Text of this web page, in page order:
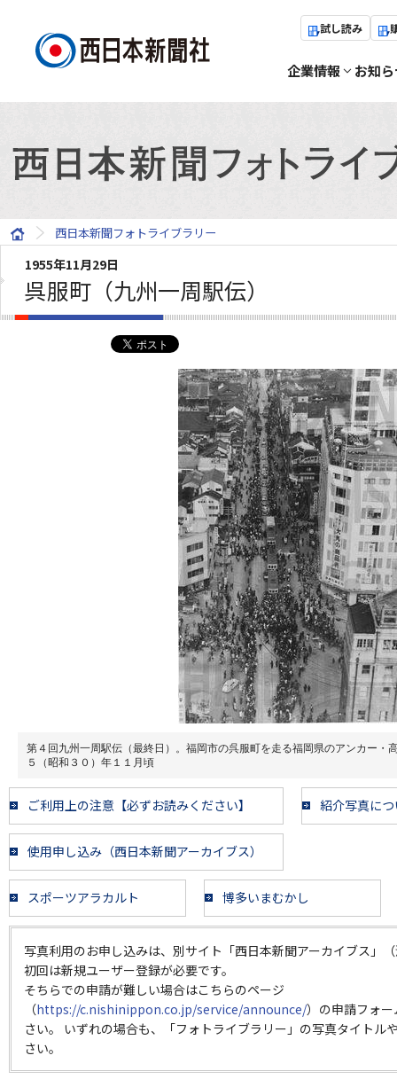
試し読み
企業情報 お知
西日本新聞フォトライブラリー
1955年11月29日
呉服町（九州一周駅伝）
第４回九州一周駅伝（最終日）。福岡市の呉服町を走る福岡県のアンカー・
５（昭和３０）年１１月頃
ご利用上の注意【必ずお読みください】 紹介写真に
使用申し込み（西日本新聞アーカイブス）
スポーツアラカルト 博多いまむかし
写真利用のお申し込みは、別サイト「西日本新聞アーカイブス」
初回は新規ユーザー登録が必要です。
そちらでの申請が難しい場合はこちらのページ
（https://c.nishinippon.co.jp/service/announce/）の申請フォ
さい。 いずれの場合も、「フォトライブラリー」の写真タイトル
さい。